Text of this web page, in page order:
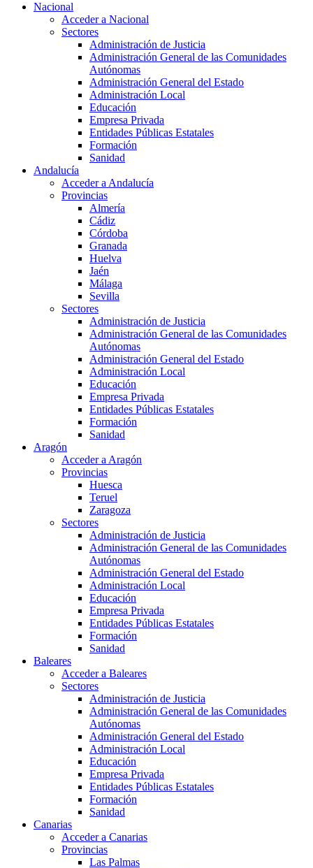
Nacional
Acceder a Nacional
Sectores
Administración de Justicia
Administración General de las Comunidades
Autónomas
Administración General del Estado
Administración Local
Educación
Empresa Privada
Entidades Públicas Estatales
Formación
Sanidad
Andalucía
Acceder a Andalucía
Provincias
Almería
Cádiz
Córdoba
Granada
Huelva
Jaén
Málaga
Sevilla
Sectores
Administración de Justicia
Administración General de las Comunidades
Autónomas
Administración General del Estado
Administración Local
Educación
Empresa Privada
Entidades Públicas Estatales
Formación
Sanidad
Aragón
Acceder a Aragón
Provincias
Huesca
Teruel
Zaragoza
Sectores
Administración de Justicia
Administración General de las Comunidades
Autónomas
Administración General del Estado
Administración Local
Educación
Empresa Privada
Entidades Públicas Estatales
Formación
Sanidad
Baleares
Acceder a Baleares
Sectores
Administración de Justicia
Administración General de las Comunidades
Autónomas
Administración General del Estado
Administración Local
Educación
Empresa Privada
Entidades Públicas Estatales
Formación
Sanidad
Canarias
Acceder a Canarias
Provincias
Las Palmas